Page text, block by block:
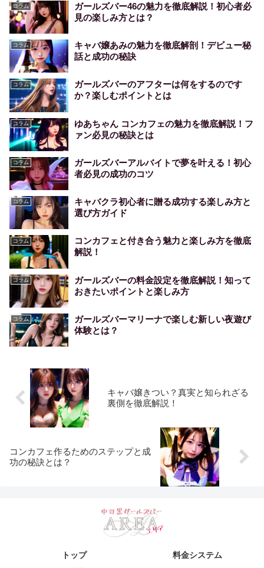
コラム
ガールズバー46の魅力を徹底解説！初心者必
見の楽しみ方とは？
コラム
キャバ嬢あみの魅力を徹底解剖！デビュー秘
話と成功の秘訣
コラム
ガールズバーのアフターは何をするのです
か？楽しむポイントとは
コラム
ゆあちゃん コンカフェの魅力を徹底解説！フ
ァン必見の秘訣とは
コラム
ガールズバーアルバイトで夢を叶える！初心
者必見の成功のコツ
コラム
キャバクラ初心者に贈る成功する楽しみ方と
選び方ガイド
コラム
コンカフェと付き合う魅力と楽しみ方を徹底
解説！
コラム
ガールズバーの料金設定を徹底解説！知って
おきたいポイントと楽しみ方
コラム
ガールズバーマリーナで楽しむ新しい夜遊び
体験とは？
キャバ嬢きつい？真実と知られざる
裏側を徹底解説！
コンカフェ作るためのステップと成
功の秘訣とは？
トップ
料金システム